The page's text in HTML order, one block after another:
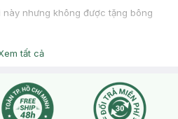
này nhưng không được tặng bông
tất cả